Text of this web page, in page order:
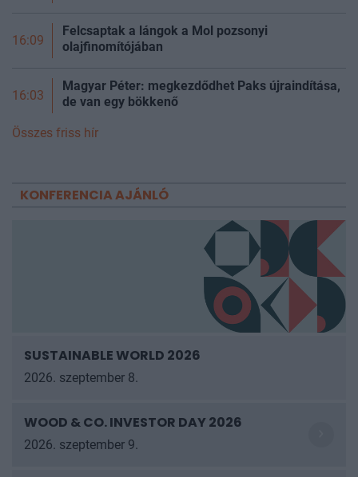
16:09
Felcsaptak a lángok a Mol pozsonyi
olajfinomítójában
16:03
Magyar Péter: megkezdődhet Paks újraindítása,
de van egy bökkenő
Összes friss hír
KONFERENCIA AJÁNLÓ
SUSTAINABLE WORLD 2026
2026. szeptember 8.
WOOD & CO. INVESTOR DAY 2026
2026. szeptember 9.